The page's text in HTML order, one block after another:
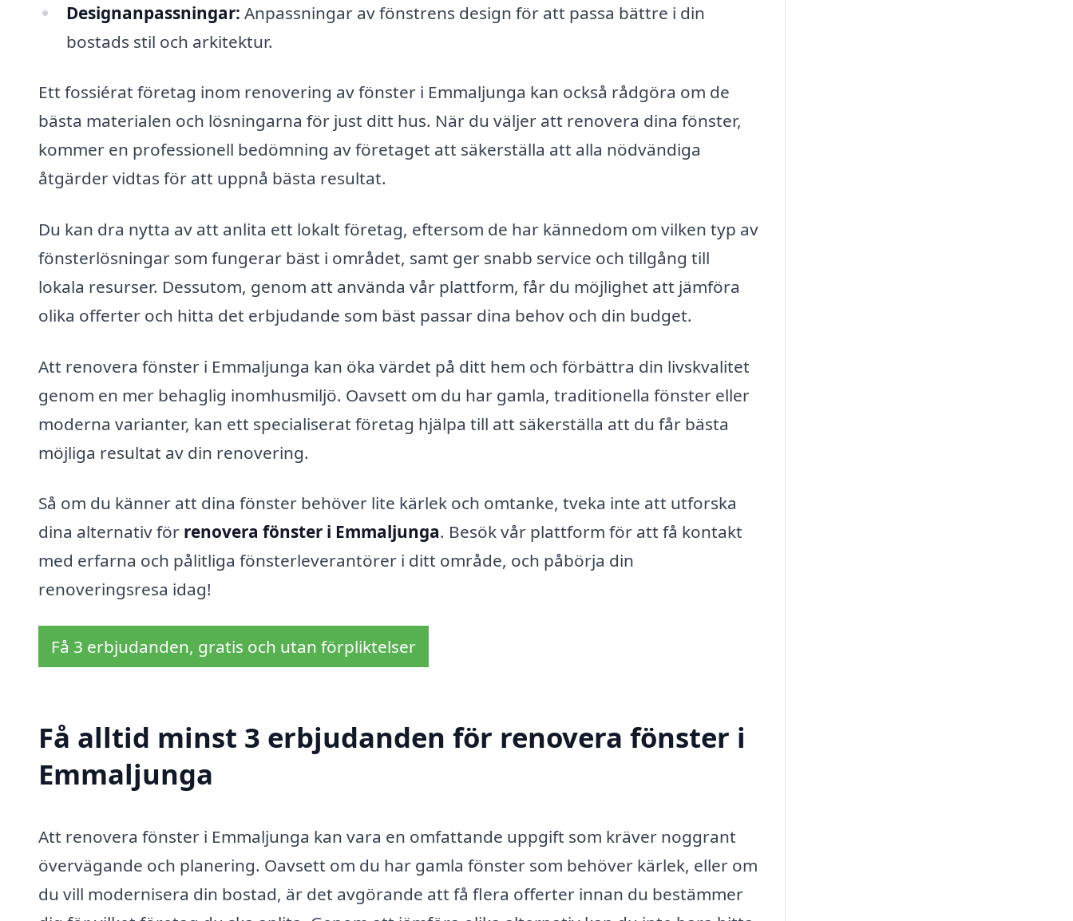
Designanpassningar: Anpassningar av fönstrens design för att passa bättre i din
bostads stil och arkitektur.
Ett fossiérat företag inom renovering av fönster i Emmaljunga kan också rådgöra om de
bästa materialen och lösningarna för just ditt hus. När du väljer att renovera dina fönster,
kommer en professionell bedömning av företaget att säkerställa att alla nödvändiga
åtgärder vidtas för att uppnå bästa resultat.
Du kan dra nytta av att anlita ett lokalt företag, eftersom de har kännedom om vilken typ av
fönsterlösningar som fungerar bäst i området, samt ger snabb service och tillgång till
lokala resurser. Dessutom, genom att använda vår plattform, får du möjlighet att jämföra
olika offerter och hitta det erbjudande som bäst passar dina behov och din budget.
Att renovera fönster i Emmaljunga kan öka värdet på ditt hem och förbättra din livskvalitet
genom en mer behaglig inomhusmiljö. Oavsett om du har gamla, traditionella fönster eller
moderna varianter, kan ett specialiserat företag hjälpa till att säkerställa att du får bästa
möjliga resultat av din renovering.
Så om du känner att dina fönster behöver lite kärlek och omtanke, tveka inte att utforska
dina alternativ för renovera fönster i Emmaljunga. Besök vår plattform för att få kontakt
med erfarna och pålitliga fönsterleverantörer i ditt område, och påbörja din
renoveringsresa idag!
Få 3 erbjudanden, gratis och utan förpliktelser
Få alltid minst 3 erbjudanden för renovera fönster i
Emmaljunga
Att renovera fönster i Emmaljunga kan vara en omfattande uppgift som kräver noggrant
övervägande och planering. Oavsett om du har gamla fönster som behöver kärlek, eller om
du vill modernisera din bostad, är det avgörande att få flera offerter innan du bestämmer